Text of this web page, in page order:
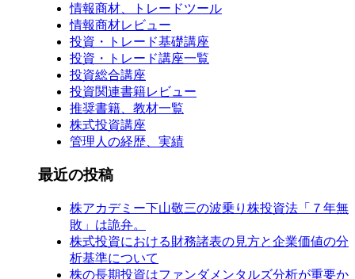
情報商材、トレードツール
情報商材レビュー
投資・トレード基礎講座
投資・トレード講座一覧
投資総合講座
投資関連書籍レビュー
推奨書籍、教材一覧
株式投資講座
管理人の経歴、実績
最近の投稿
株アカデミー下山敬三の波乗り株投資法「７年無
敗」は詭弁。
株式投資における財務諸表の見方と企業価値の分
析基準について
株の長期投資はファンダメンタルズ分析が重要か